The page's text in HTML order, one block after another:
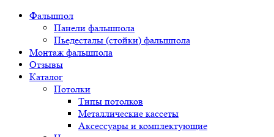
Фальшпол
Панели фальшпола
Пьедесталы (стойки) фальшпола
Монтаж фальшпола
Отзывы
Каталог
Потолки
Типы потолков
Металлические кассеты
Аксессуары и комплектующие